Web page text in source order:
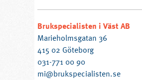
Brukspecialisten i Väst AB
Marieholmsgatan 36
415 02 Göteborg
031-771 00 90
mi@brukspecialisten.se